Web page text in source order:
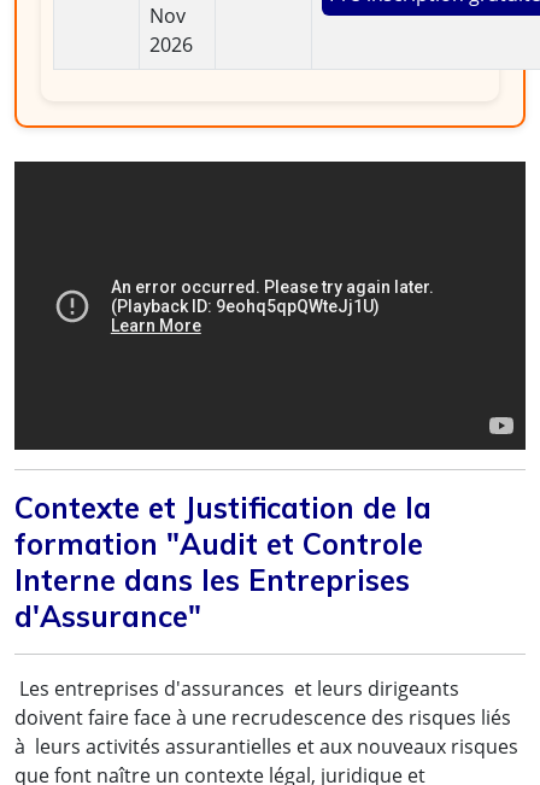
Nov
2026
Contexte et Justification de la
formation "Audit et Controle
Interne dans les Entreprises
d'Assurance"
Les entreprises d'assurances et leurs dirigeants
doivent faire face à une recrudescence des risques liés
à leurs activités assurantielles et aux nouveaux risques
que font naître un contexte légal, juridique et